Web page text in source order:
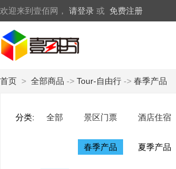
欢迎来到壹佰网， 请登录 或 免费注册
首页 > 全部商品 -> Tour-自由行 -> 春季产品
分类: 全部 景区门票 酒店住宿
春季产品 夏季产品